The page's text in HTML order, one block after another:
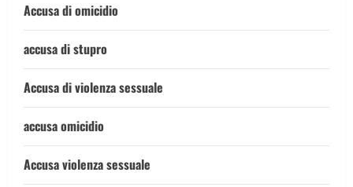
Accusa di omicidio
accusa di stupro
Accusa di violenza sessuale
accusa omicidio
Accusa violenza sessuale